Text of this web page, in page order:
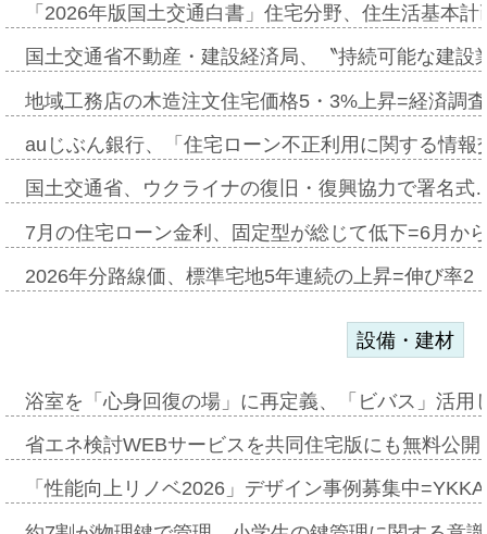
「2026年版国土交通白書」住宅分野、住生活基本
国土交通省不動産・建設経済局、〝持続可能な建
地域工務店の木造注文住宅価格5・3%上昇=経済調
auじぶん銀行、「住宅ローン不正利用に関する情
国土交通省、ウクライナの復旧・復興協力で署名
7月の住宅ローン金利、固定型が総じて低下=6月か
2026年分路線価、標準宅地5年連続の上昇=伸び率
設備・建材
浴室を「心身回復の場」に再定義、「ビバス」活
省エネ検討WEBサービスを共同住宅版にも無料公
「性能向上リノベ2026」デザイン事例募集中